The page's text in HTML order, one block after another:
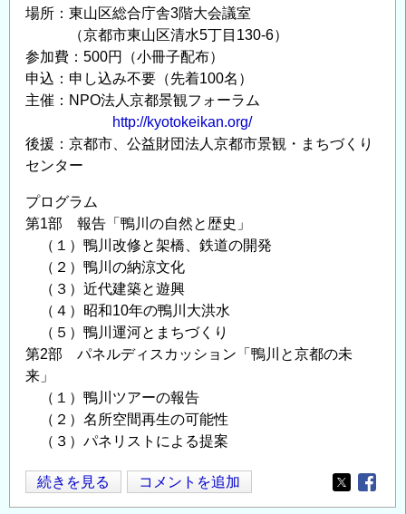
知
せ
の
場所：東山区総合庁舎3階大会議室
（京都市東山区清水5丁目130-6）
参加費：500円（小冊子配布）
申込：申し込み不要（先着100名）
主催：NPO法人京都景観フォーラム
http://kyotokeikan.org/
後援：京都市、公益財団法人京都市景観・まちづくり
センター
プログラム
第1部 報告「鴨川の自然と歴史」
（１）鴨川改修と架橋、鉄道の開発
（２）鴨川の納涼文化
（３）近代建築と遊興
（４）昭和10年の鴨川大洪水
（５）鴨川運河とまちづくり
第2部 パネルディスカッション「鴨川と京都の未
来」
（１）鴨川ツアーの報告
（２）名所空間再生の可能性
（３）パネリストによる提案
シ
ン
続きを見る コメントを追加
Opens in